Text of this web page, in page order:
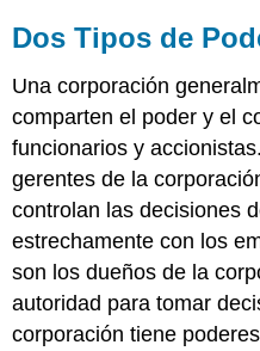
Dos Tipos de
Una corporación
comparten el poder y el
funcionarios y
gerentes de la
controlan las decisiones
estrechamente con los
son los dueños de la
autoridad para tomar
corporación tiene